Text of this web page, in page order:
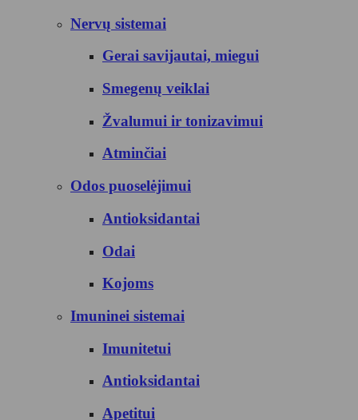
Nervų sistemai
Gerai savijautai, miegui
Smegenų veiklai
Žvalumui ir tonizavimui
Atminčiai
Odos puoselėjimui
Antioksidantai
Odai
Kojoms
Imuninei sistemai
Imunitetui
Antioksidantai
Apetitui